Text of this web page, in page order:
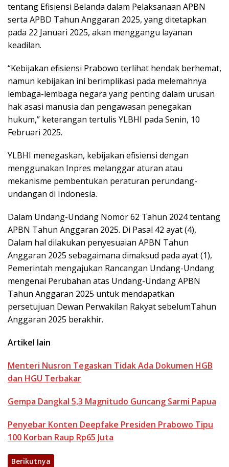
tentang Efisiensi Belanda dalam Pelaksanaan APBN
serta APBD Tahun Anggaran 2025, yang ditetapkan
pada 22 Januari 2025, akan menggangu layanan
keadilan.
“Kebijakan efisiensi Prabowo terlihat hendak berhemat,
namun kebijakan ini berimplikasi pada melemahnya
lembaga-lembaga negara yang penting dalam urusan
hak asasi manusia dan pengawasan penegakan
hukum,” keterangan tertulis YLBHI pada Senin, 10
Februari 2025.
YLBHI menegaskan, kebijakan efisiensi dengan
menggunakan Inpres melanggar aturan atau
mekanisme pembentukan peraturan perundang-
undangan di Indonesia.
Dalam Undang-Undang Nomor 62 Tahun 2024 tentang
APBN Tahun Anggaran 2025. Di Pasal 42 ayat (4),
Dalam hal dilakukan penyesuaian APBN Tahun
Anggaran 2025 sebagaimana dimaksud pada ayat (1),
Pemerintah mengajukan Rancangan Undang-Undang
mengenai Perubahan atas Undang-Undang APBN
Tahun Anggaran 2025 untuk mendapatkan
persetujuan Dewan Perwakilan Rakyat sebelumTahun
Anggaran 2025 berakhir.
Artikel lain
Menteri Nusron Tegaskan Tidak Ada Dokumen HGB
dan HGU Terbakar
Gempa Dangkal 5,3 Magnitudo Guncang Sarmi Papua
Penyebar Konten Deepfake Presiden Prabowo Tipu
100 Korban Raup Rp65 Juta
Berikutnya